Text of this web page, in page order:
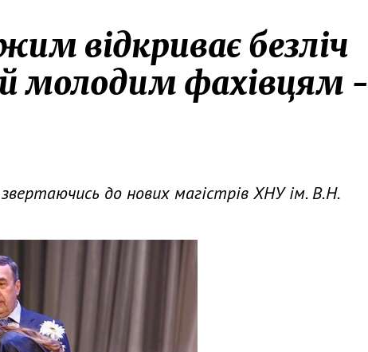
відкриває безліч
молодим фахівцям -
до нових магістрів ХНУ ім. В.Н.